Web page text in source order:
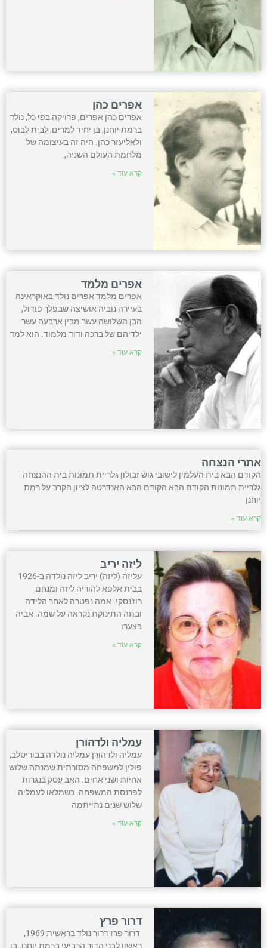
אפרים כהן
אפרים כהן אפרים, פרויקה בפי כל, נולד
ברמת יוחנן, בן יחיד למרים, לבית לבוס,
ולאליעזר כהן. היה זה בעיצומה של
מלחמת העולם השניה,
קרא עוד »
אפרים מלמד
אפרים מלמד אפרים נולד באוקראינה
בעיירה נוביה אושיצה שבפלך פודול,
הבן השלושה עשר מבין ארבעה עשר
ילדיהם של ברכה ודוד מלמוד. הוא למד
קרא עוד »
אתרי הנצחה
הקודם הבא בית העלמין לישובי גוש זבולון גלריית תמונות בית ההנצחה
גלריית תמונות הקודם הבא הקודם הבא האנדרטה לציון הקרב על רמת
יוחנן
קרא עוד »
ליזה יריב
עליזה (ליזה) יריב ליזה נולדה ב-1926
בבית אלפא להוריה ליזה ומנחם
רוז'נסקי. אמה נפטרה לאחר הלידה
ובתה התינוקת נקראה על שמה. אביה
בצערו
קרא עוד »
עמליה ולדהורן
עמליה ולדהורן עמליה נולדה בבוריסלב,
פולין למשפחה מסורתית שמנתה שלוש
אחיות ושני אחים. האב עסק בנגרות
לפרנסת המשפחה. כשמלאו לעמליה
שלוש שנים נתייתמה
קרא עוד »
דרור פרץ
דרור פרז דרור נולד בראשית 1969,
ראשון לבני הדור הרביעי ברמת יוחנן. בן